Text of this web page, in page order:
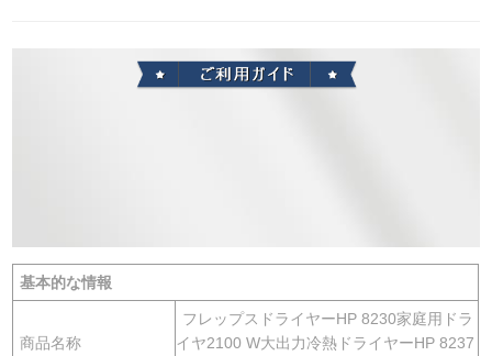
基本的な情報
商品名称
フレップスドライヤーHP 8230家庭用ドラ
イヤ2100 W大出力冷熱ドライヤーHP 8237